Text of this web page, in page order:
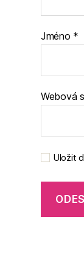
Jméno *
Webová
Uložit